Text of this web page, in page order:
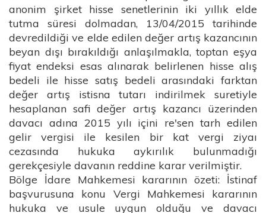
anonim şirket hisse senetlerinin iki yıllık elde
tutma süresi dolmadan, 13/04/2015 tarihinde
devredildiği ve elde edilen değer artış kazancının
beyan dışı bırakıldığı anlaşılmakla, toptan eşya
fiyat endeksi esas alınarak belirlenen hisse alış
bedeli ile hisse satış bedeli arasındaki farktan
değer artış istisna tutarı indirilmek suretiyle
hesaplanan safi değer artış kazancı üzerinden
davacı adına 2015 yılı içini re'sen tarh edilen
gelir vergisi ile kesilen bir kat vergi ziyaı
cezasında hukuka aykırılık bulunmadığı
gerekçesiyle davanın reddine karar verilmiştir.
Bölge İdare Mahkemesi kararının özeti: İstinaf
başvurusuna konu Vergi Mahkemesi kararının
hukuka ve usule uygun olduğu ve davacı